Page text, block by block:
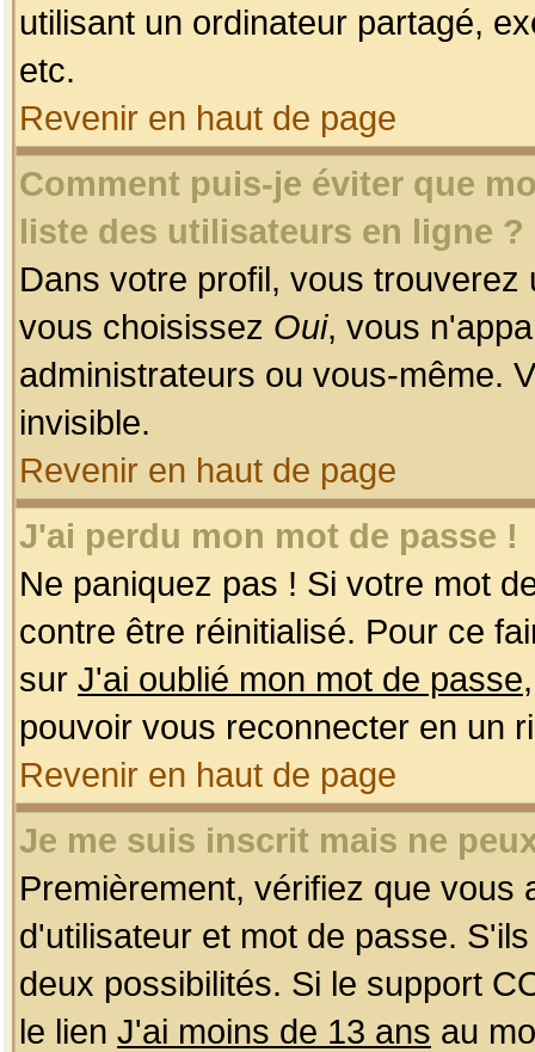
utilisant un ordinateur partagé,
etc.
Revenir en haut de page
Comment puis-je éviter que
liste des utilisateurs en ligne ?
Dans votre profil, vous
vous choisissez Oui, vous
administrateurs ou vous-même.
invisible.
Revenir en haut de page
J'ai perdu mon mot de passe !
Ne paniquez pas ! Si votre mot
contre être réinitialisé. Pour ce
sur J'ai oublié mon mot de passe
pouvoir vous reconnecter en un
Revenir en haut de page
Je me suis inscrit mais ne
Premièrement, vérifiez que
d'utilisateur et mot de passe.
deux possibilités. Si le support
le lien J'ai moins de 13 ans au